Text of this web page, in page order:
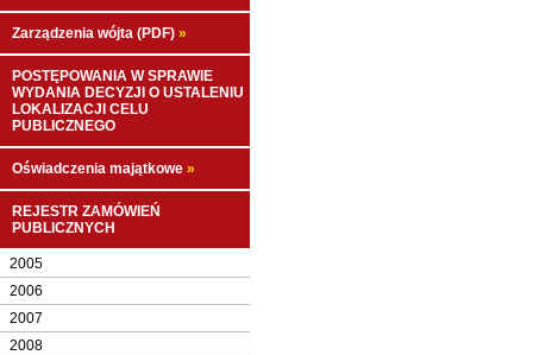
Zarządzenia wójta (PDF) »
POSTĘPOWANIA W SPRAWIE
WYDANIA DECYZJI O USTALENIU
LOKALIZACJI CELU
PUBLICZNEGO
Oświadczenia majątkowe »
REJESTR ZAMÓWIEŃ
PUBLICZNYCH
2005
2006
2007
2008